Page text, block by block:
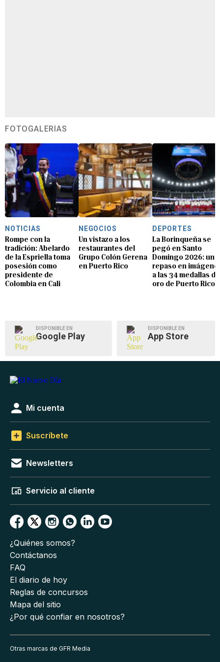
FOTOGALERÍAS
NOTICIAS
Rompe con la
tradición: Abelardo
de la Espriella toma
posesión como
presidente de
Colombia en Cali
NEGOCIOS
Un vistazo a los
restaurantes del
Grupo Colón Gerena
en Puerto Rico
DEPORTES
La Borinqueña se
pegó en Santo
Domingo 2026: un
repaso en
a las 34 medallas de
oro de Puerto Rico
DISPONIBLE EN
Google Play
DISPONIBLE EN
App Store
Mi cuenta
Suscríbete
Newsletters
Servicio al cliente
¿Quiénes somos?
Contáctanos
FAQ
El diario de hoy
Reglas de concursos
Mapa del sitio
¿Por qué confiar en nosotros?
Otras marcas de GFR Media